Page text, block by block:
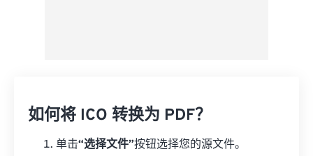
如何将 ICO 转换为 PDF？
单击“选择文件”按钮选择您的源文件。